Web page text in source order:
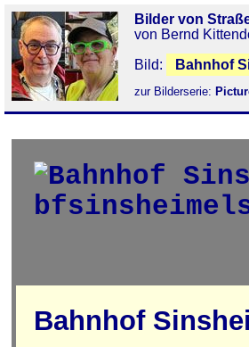
Bilder von
von Bernd
Bild:
Bahnhof
zur Bilderserie:
Bahnhof